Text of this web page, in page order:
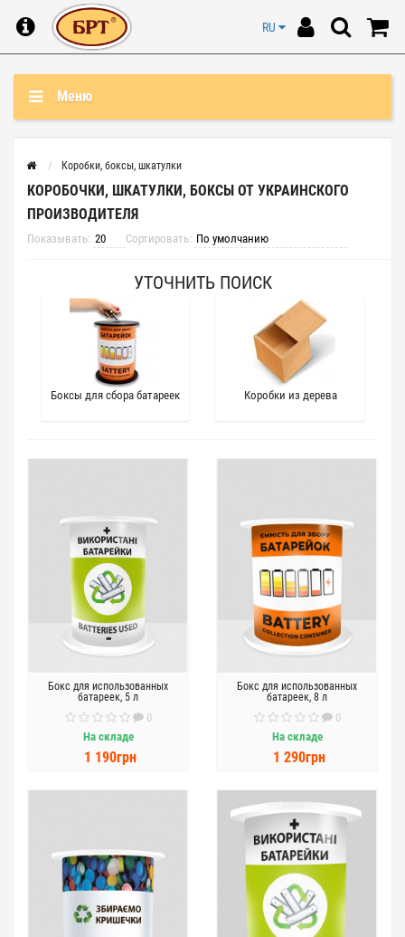
RU
Меню
Коробки, боксы, шкатулки
КОРОБОЧКИ, ШКАТУЛКИ, БОКСЫ ОТ УКРАИНСКОГО
ПРОИЗВОДИТЕЛЯ
Показывать: Сортировать:
УТОЧНИТЬ ПОИСК
Боксы для сбора батареек Коробки из дерева
Бокс для использованных
батареек, 5 л
0
На складе
1 190грн
Бокс для использованных
батареек, 8 л
0
На складе
1 290грн